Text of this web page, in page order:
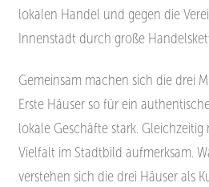
lokalen Handel und gegen die
Innenstadt durch große
Gemeinsam machen sich die drei
Erste Häuser so für ein
lokale Geschäfte stark.
Vielfalt im Stadtbild aufmerksam.
verstehen sich die drei Häuser als